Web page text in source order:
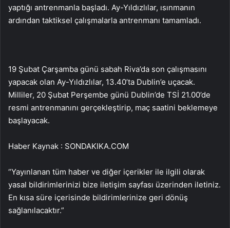
yaptığı antrenmanla başladı. Ay-Yıldızlılar, ısınmanın
ardından taktiksel çalışmalarla antrenmanı tamamladı.
19 Şubat Çarşamba günü sabah Riva’da son çalışmasını
yapacak olan Ay-Yıldızlılar, 13.40’ta Dublin’e uçacak.
Milliler, 20 Şubat Perşembe günü Dublin’de TSİ 21.00’de
resmi antrenmanını gerçekleştirip, maç saatini beklemeye
başlayacak.
Haber Kaynak : SONDAKIKA.COM
“Yayınlanan tüm haber ve diğer içerikler ile ilgili olarak
yasal bildirimlerinizi bize iletişim sayfası üzerinden iletiniz.
En kısa süre içerisinde bildirimlerinize geri dönüş
sağlanılacaktır.”